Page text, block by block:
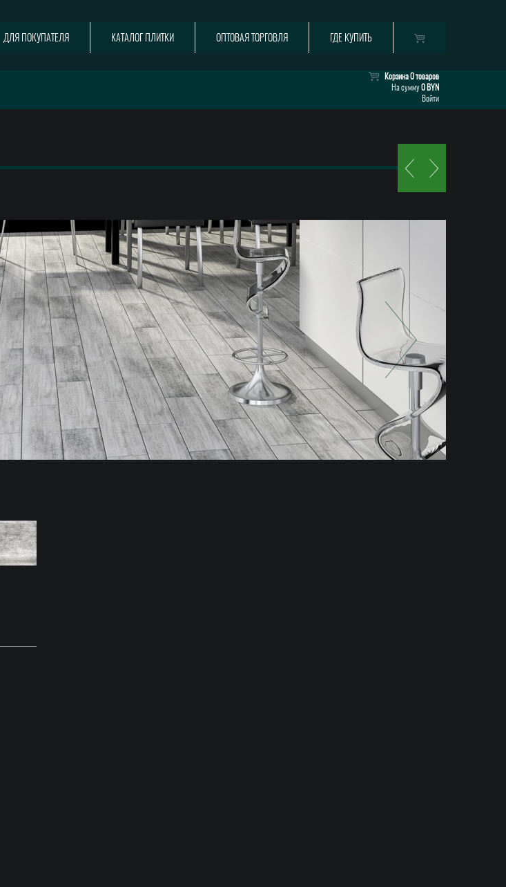
ДЛЯ ПОКУПАТЕЛЯ КАТАЛОГ ПЛИТКИ ОПТОВАЯ ТОРГОВЛЯ ГДЕ КУПИТЬ
Корзина0 товаров
На сумму0 BYN
Войти